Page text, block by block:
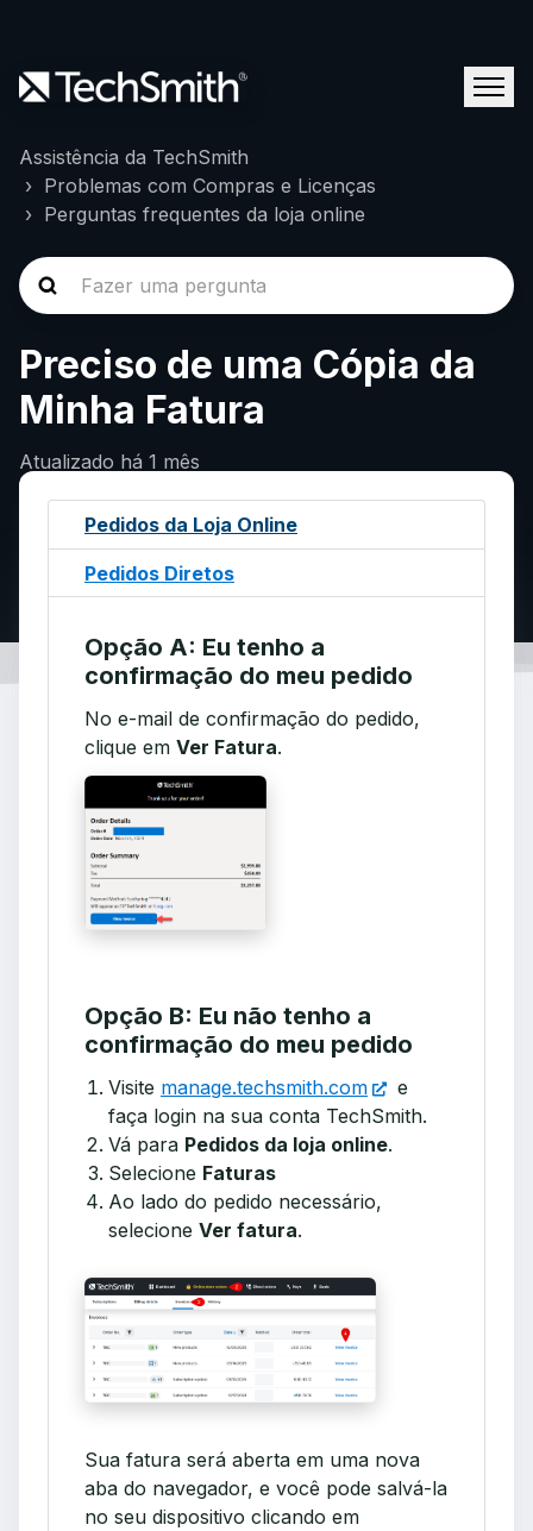
Assistência da TechSmith
Problemas com Compras e Licenças
Perguntas frequentes da loja online
Preciso de uma Cópia da
Minha Fatura
Atualizado há 1 mês
Pedidos da Loja Online
Pedidos Diretos
Opção A: Eu tenho a
confirmação do meu pedido
No e-mail de confirmação do pedido,
clique em Ver Fatura.
Opção B: Eu não tenho a
confirmação do meu pedido
Visite manage.techsmith.com
e
faça login na sua conta TechSmith.
Vá para Pedidos da loja online.
Selecione Faturas
Ao lado do pedido necessário,
selecione Ver fatura.
Sua fatura será aberta em uma nova
aba do navegador, e você pode salvá-la
no seu dispositivo clicando em